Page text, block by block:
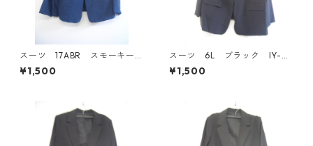
スーツ 17ABR スモーキーブ
ルー IY-4530
¥1,500
スーツ 6L ブラック IY-45
29
¥1,500